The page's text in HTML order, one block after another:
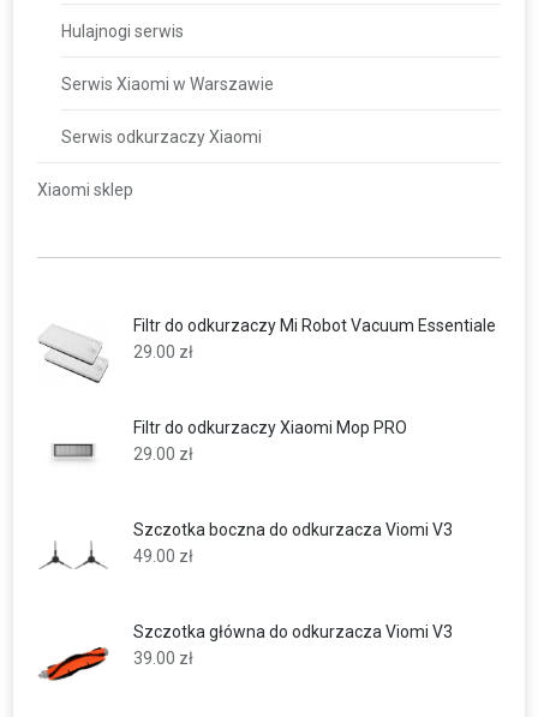
Hulajnogi serwis
Serwis Xiaomi w Warszawie
Serwis odkurzaczy Xiaomi
Xiaomi sklep
Filtr do odkurzaczy Mi Robot Vacuum Essentiale
29.00 zł
Filtr do odkurzaczy Xiaomi Mop PRO
29.00 zł
Szczotka boczna do odkurzacza Viomi V3
49.00 zł
Szczotka główna do odkurzacza Viomi V3
39.00 zł